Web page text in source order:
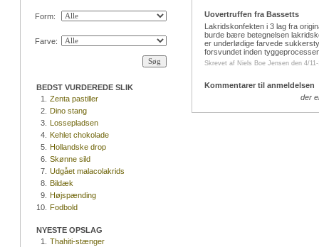
Form:
Farve:
BEDST VURDEREDE SLIK
1.
Zenta pastiller
2. Dino stang
3. Lossepladsen
4. Kehlet chokolade
5. Hollandske drop
6. Skønne sild
7. Udgået malacolakrids
8. Bildæk
9. Højspænding
10. Fodbold
NYESTE OPSLAG
1.
Thahiti-stænger
Uovertruffen fra Bassetts
Lakridskonfekten i 3 lag fra
burde bære betegnelsen
er underlødige farvede
forsvundet inden
Skrevet af Niels Boe Jensen den 4/
Kommentarer til anmeldelsen
der